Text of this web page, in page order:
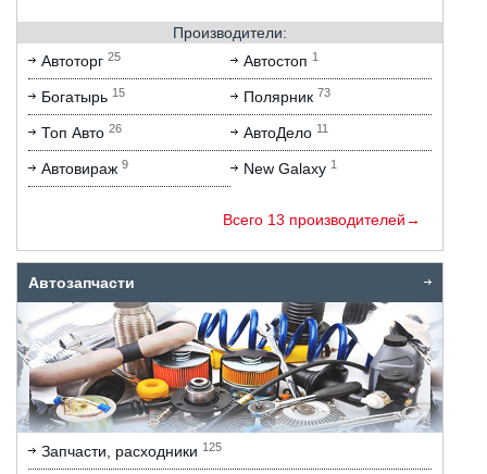
Производители:
Автоторг 25 Автостоп 1
Богатырь 15 Полярник 73
Топ Авто 26 АвтоДело 11
Автовираж 9 New Galaxy 1
Всего 13 производителей→
Автозапчасти
Запчасти, расходники 125